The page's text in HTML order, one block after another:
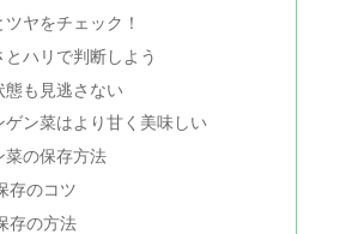
ヤをチェック！
とハリで判断しよう
態も見逃さない
ゲン菜はより甘く美味しい
菜の保存方法
存のコツ
存の方法